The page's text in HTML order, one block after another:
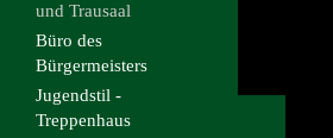
und Trausaal
Büro des
Bürgermeisters
Jugendstil -
Treppenhaus